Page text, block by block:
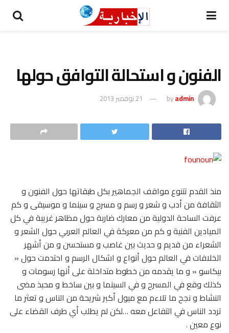
الفنون و استحالة التوافق حولها
byadmin 21 نوفمبر 2013
منذ القدم تتنوع مواقف الجماهير بكل طبقاتها حول الفنون و
الثقافة من أدب و شعر و رسم و مسرح و سينما و موسيقى و كم
عرفت الساحة الدولية من معارك ضاربة حول مظاهر غريبة في كل
الميادين الفنية و كم من معركة في العالم العربي حول الشعر و
الشعراء من قديم و حديث بين غاصب و مستحسن و من أشهر
الخلافات في العالم حول أنواع و اشكال الرسم و احتدمت حول «
بيكاسو « و ما يقدمه من خطوط متداخلة على أنها رسومات و
كذلك وقع في المسرح و في السينما و بين ساخط و محبذ مضى
النشاط و نجح ما تلاءم مع ميول أكبر شريحة من الناس و تعثر ما
تردد الناس في التفاعل معه …لكن لم يطلب أي طرف القضاء على
نوع معين .